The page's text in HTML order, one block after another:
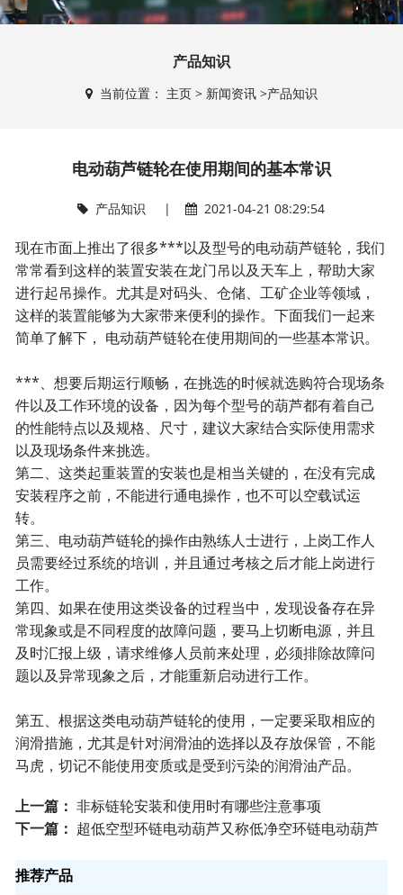
产品知识
当前位置： 主页> 新闻资讯>产品知识
电动葫芦链轮在使用期间的基本常识
产品知识 | 2021-04-21 08:29:54
现在市面上推出了很多***以及型号的电动葫芦链轮，我们
常常看到这样的装置安装在龙门吊以及天车上，帮助大家
进行起吊操作。尤其是对码头、仓储、工矿企业等领域，
这样的装置能够为大家带来便利的操作。下面我们一起来
简单了解下， 电动葫芦链轮在使用期间的一些基本常识。
***、想要后期运行顺畅，在挑选的时候就选购符合现场条
件以及工作环境的设备，因为每个型号的葫芦都有着自己
的性能特点以及规格、尺寸，建议大家结合实际使用需求
以及现场条件来挑选。
第二、这类起重装置的安装也是相当关键的，在没有完成
安装程序之前，不能进行通电操作，也不可以空载试运
转。
第三、电动葫芦链轮的操作由熟练人士进行，上岗工作人
员需要经过系统的培训，并且通过考核之后才能上岗进行
工作。
第四、如果在使用这类设备的过程当中，发现设备存在异
常现象或是不同程度的故障问题，要马上切断电源，并且
及时汇报上级，请求维修人员前来处理，必须排除故障问
题以及异常现象之后，才能重新启动进行工作。
第五、根据这类电动葫芦链轮的使用，一定要采取相应的
润滑措施，尤其是针对润滑油的选择以及存放保管，不能
马虎，切记不能使用变质或是受到污染的润滑油产品。
上一篇： 非标链轮安装和使用时有哪些注意事项
下一篇： 超低空型环链电动葫芦又称低净空环链电动葫芦
推荐产品